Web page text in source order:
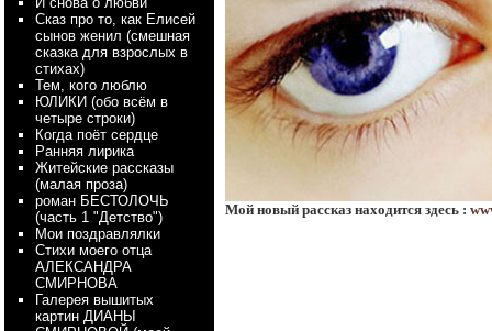
Сказ про то, как Елисей
сынов женил (смешная
сказка для взрослых в
стихах)
Тем, кого люблю
ЮЛИКИ (обо всём в
четыре строки)
Когда поёт сердце
Ранняя лирика
Житейские рассказы
(малая проза)
роман БЕСТОЛОЧЬ
(часть 1 "Детство")
Мои поздравлялки
Стихи моего отца
АЛЕКСАНДРА
СМИРНОВА
Галерея вышитых
картин ДИАНЫ
Мой новый рассказ находится здесь :